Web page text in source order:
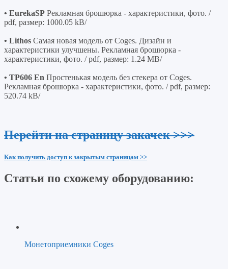
• EurekaSP Рекламная брошюрка - характеристики, фото. /
pdf, размер: 1000.05 kB/
• Lithos Самая новая модель от Coges. Дизайн и
характеристики улучшены. Рекламная брошюрка -
характеристики, фото. / pdf, размер: 1.24 MB/
• TP606 En Простенькая модель без стекера от Coges.
Рекламная брошюрка - характеристики, фото. / pdf, размер:
520.74 kB/
Перейти на страницу закачек >>>
Как получить доступ к закрытым страницам >>
Статьи по схожему оборудованию:
Монетоприемники Coges